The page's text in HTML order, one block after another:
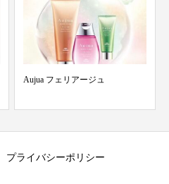
Aujua フェリアージュ
プライバシーポリシー